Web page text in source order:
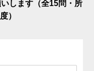
します（全15問・所
）